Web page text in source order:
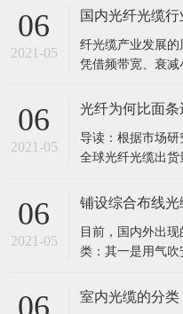
直径为8.3μm，包
纤损耗一般是随波
06
2021-05
国内光纤光缆行
纤光缆产业发展
凭借频带宽、衰
网络信息都使用光
产业的发展对我国
我国的光纤光缆
06
2021-05
光纤为何比面条
导读：根据市场研
全球光纤光缆出
由此也带来了低价
球光纤光缆出货量
超过2．85亿芯公
06
2021-05
铺设综合布线
目前，国内外出
类：其一是用气
在水泥路面上开槽
室内光缆的分类